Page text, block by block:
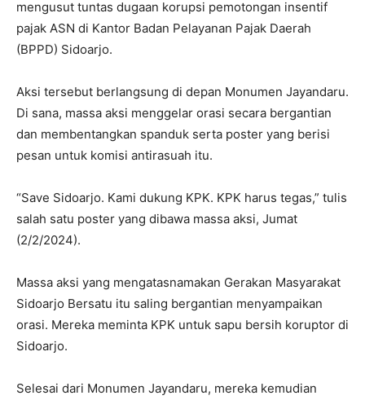
mengusut tuntas dugaan korupsi pemotongan insentif
pajak ASN di Kantor Badan Pelayanan Pajak Daerah
(BPPD) Sidoarjo.
Aksi tersebut berlangsung di depan Monumen Jayandaru.
Di sana, massa aksi menggelar orasi secara bergantian
dan membentangkan spanduk serta poster yang berisi
pesan untuk komisi antirasuah itu.
“Save Sidoarjo. Kami dukung KPK. KPK harus tegas,” tulis
salah satu poster yang dibawa massa aksi, Jumat
(2/2/2024).
Massa aksi yang mengatasnamakan Gerakan Masyarakat
Sidoarjo Bersatu itu saling bergantian menyampaikan
orasi. Mereka meminta KPK untuk sapu bersih koruptor di
Sidoarjo.
Selesai dari Monumen Jayandaru, mereka kemudian